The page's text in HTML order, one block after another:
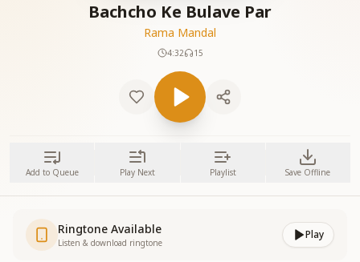
Bachcho Ke Bulave Par
Rama Mandal
4:32 15
Add to Queue Play Next Playlist Save Offline
Ringtone Available
Listen & download ringtone
Play